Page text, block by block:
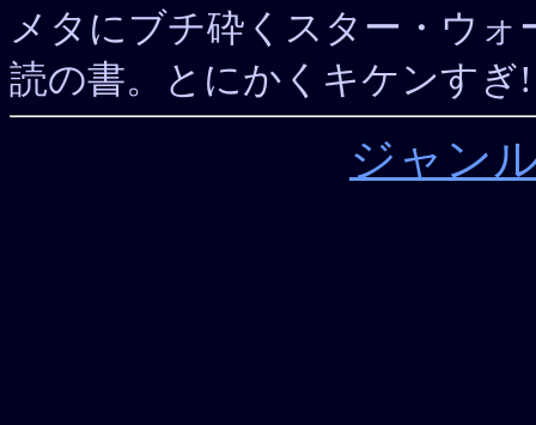
メタにブチ砕くスター・ウ
読の書。とにかくキケンすぎ
ジャン